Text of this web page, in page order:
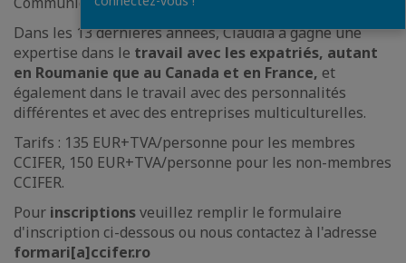
Dans les 13 dernières années, Claudia a gagné une
expertise dans le travail avec les expatriés, autant
en Roumanie que au Canada et en France, et
également dans le travail avec des personnalités
différentes et avec des entreprises multiculturelles.
Tarifs : 135 EUR+TVA/personne pour les membres
CCIFER, 150 EUR+TVA/personne pour les non-membres
CCIFER.
Pour inscriptionsveuillez remplir le formulaire
d'inscription ci-dessous ou nous contactez à l'adresse
formari[a]ccifer.ro